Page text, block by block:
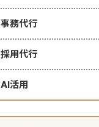
事務代行
採用代行
AI活用